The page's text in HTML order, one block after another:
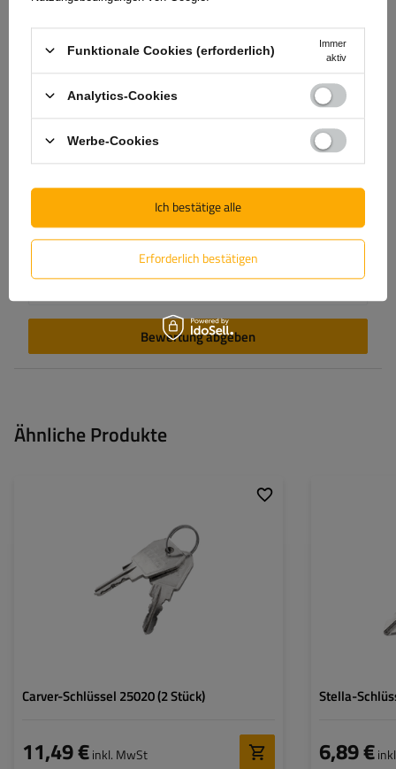
Produktfoto hinzufügen:
Vorname
Bewertung abgeben
Ähnliche Produkte
Carver-Schlüssel 25020 (2 Stück)
11,49 €inkl. MwSt
Stella-
6,89 €
Funktionale Cookies (erforderlich)
Immer
aktiv
Analytics-Cookies
Werbe-Cookies
Erforderlich bestätigen
Ich bestätige alle